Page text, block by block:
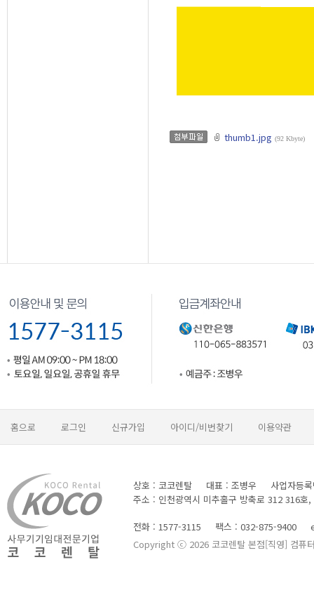
thumb1.jpg (92 Kbyte)
홈으로 로그인 신규가입 아이디/비번찾기 이용약관
상호 : 코코렌탈 대표 : 조병우
사업자등
주소 : 인천광역시 미추홀구 방축로 312 316
전화 : 1577-3115 팩스 : 032-875-9400
Copyright ⓒ 2026 코코렌탈 본점[직영] 컴퓨